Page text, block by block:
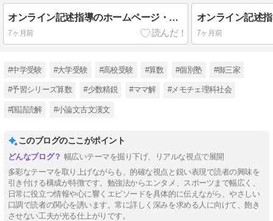
オンライン記述指導のホームページ・Notion
7ヶ月前
オンライン記述
7ヶ月前
#中学受験 #大学受験 #高校受験 #算数 #個別塾 #御三家
#予習シリーズ算数 #少数精鋭 #ママ解 #メモチェ理科社会
#国語読解 #小論文古文漢文
このブログのここがポイント
幅広いテーマを掘り下げ、リアルな視点で展開
多彩なテーマを取り上げながらも、的確な視点と鋭い表現で読者の興味を
引き付ける構成が特徴です。勉強法からエンタメ、スポーツまで幅広く、
日常に役立つ情報や心に響くエピソードを具体的に伝えながら、やさしい
口調で読者の関心を誘います。常に詳しく深みを求める人に向けて、飽き
させない工夫が光る仕上がりです。